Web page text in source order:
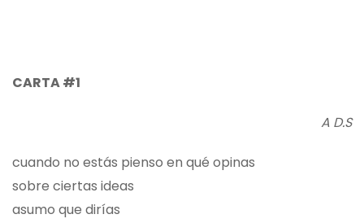
CARTA #1
A D.S
cuando no estás pienso en qué opinas
sobre ciertas ideas
asumo que dirías